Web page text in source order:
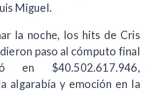
Miguel.
la noche, los hits de Cris
paso al cómputo final
en $40.502.617.946,
algarabía y emoción en la